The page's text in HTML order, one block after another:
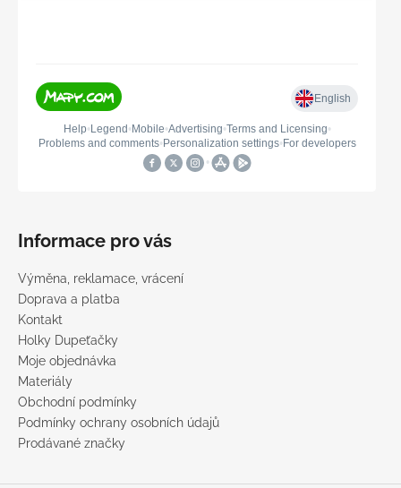
Informace pro vás
Výměna, reklamace, vrácení
Doprava a platba
Kontakt
Holky Dupeťačky
Moje objednávka
Materiály
Obchodní podmínky
Podmínky ochrany osobních údajů
Prodávané značky